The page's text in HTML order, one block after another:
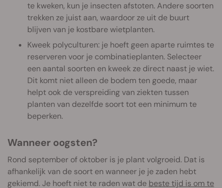
te kweken, kun je insecten afstoten. Andere soorten
trekken ze juist aan, waardoor ze uit de buurt
blijven van je kostbare wietplanten.
Kweek polyculturen: je hoeft geen aparte ruimtes te
reserveren voor je combinatieplanten. Selecteer
een aantal soorten en kweek ze direct naast je wiet.
Dit komt niet alleen de bodem ten goede, maar
helpt ook de verspreiding van ziekten tussen
planten van dezelfde soort tot een minimum te
beperken.
Wanneer oogsten?
Rond september of oktober is je plant volgroeid. Dat is
afhankelijk van de soort en wanneer je je zaden hebt
gekiemd. Je hoeft niet te raden wat de beste tijd is om te